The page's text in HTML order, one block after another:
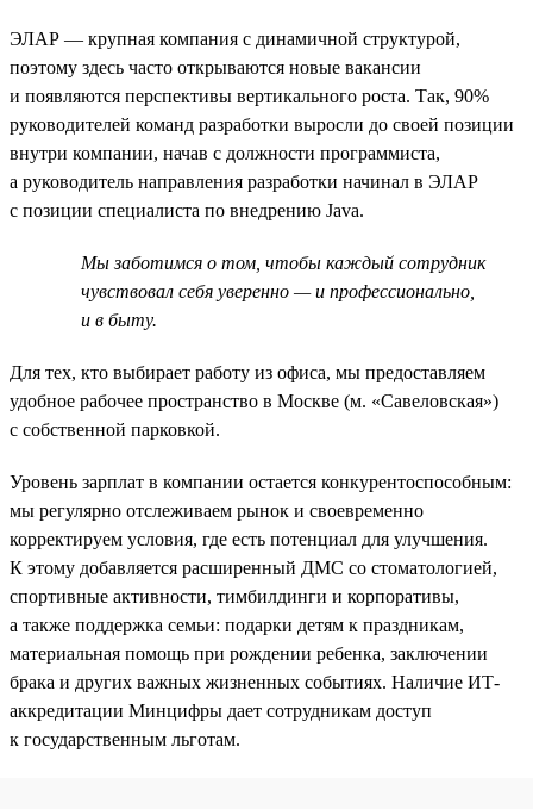
ЭЛАР — крупная компания с динамичной структурой,
поэтому здесь часто открываются новые вакансии
и появляются перспективы вертикального роста. Так, 90%
руководителей команд разработки выросли до своей позиции
внутри компании, начав с должности программиста,
а руководитель направления разработки начинал в ЭЛАР
с позиции специалиста по внедрению Java.
Мы заботимся о том, чтобы каждый сотрудник
чувствовал себя уверенно — и профессионально,
и в быту.
Для тех, кто выбирает работу из офиса, мы предоставляем
удобное рабочее пространство в Москве (м. «Савеловская»)
с собственной парковкой.
Уровень зарплат в компании остается конкурентоспособным:
мы регулярно отслеживаем рынок и своевременно
корректируем условия, где есть потенциал для улучшения.
К этому добавляется расширенный ДМС со стоматологией,
спортивные активности, тимбилдинги и корпоративы,
а также поддержка семьи: подарки детям к праздникам,
материальная помощь при рождении ребенка, заключении
брака и других важных жизненных событиях. Наличие ИТ-
аккредитации Минцифры дает сотрудникам доступ
к государственным льготам.